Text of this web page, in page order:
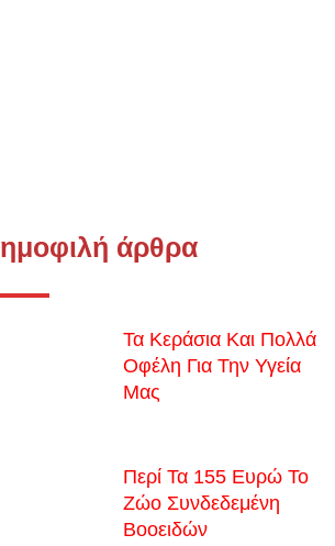
άρθρα
Τα Κεράσια Και Πολλά
Οφέλη Για Την Υγεία
Μας
Περί Τα 155 Ευρώ Το
Ζώο Συνδεδεμένη
Βοοειδών